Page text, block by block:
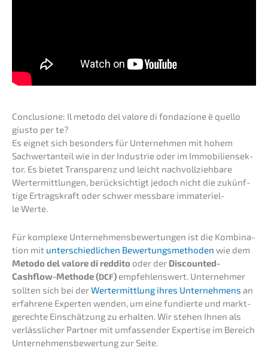
Conclu­sio­ne: Il metodo del valore di fonda­zio­ne è quello
giusto per te?
Es eignet sich beson­ders für Unter­neh­men mit hohem
Sachwert­an­teil wie in der Indus­trie oder im Immobi­li­en­sek­
tor. Es bietet Trans­pa­renz und leicht nachvoll­zieh­ba­re
Wertermitt­lun­gen, berück­sich­tigt jedoch nicht die zukünf­
ti­ge Ertrags­kraft oder schwer messba­re immate­ri­el­
le Werte.
Für komple­xe Unter­neh­mens­be­wer­tun­gen ist die Kombi­na­
ti­on mit unter­schied­li­chen Bewer­tungs­me­tho­den wie dem
Metodo del valore di reddi­to oder der Discoun­ted-
Cashflow-Metho­de (DCF) empfeh­lens­wert. Unter­neh­mer
sollten sich bei derWertermitt­lung ihres Unter­neh­mens an
erfah­re­ne Exper­ten wenden, um eine fundier­te und markt­
ge­rech­te Einschät­zung zu erhal­ten. Wir stehen Ihnen als
verläss­li­cher Partner mit umfas­sen­der Exper­ti­se im Bereich
Unter­neh­mens­be­wer­tung zur Seite.